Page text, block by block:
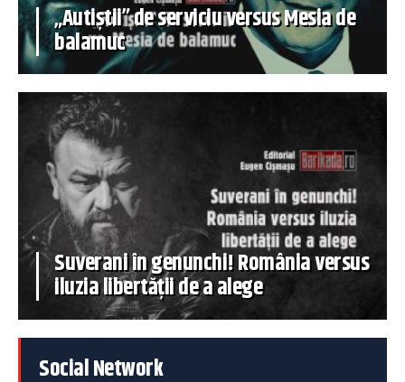
„Autiștii” de serviciu versus Mesia de
balamuc
Suverani în genunchi! România versus
iluzia libertății de a alege
Social Network